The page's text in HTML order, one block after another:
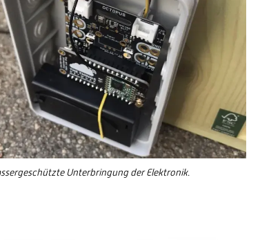
Unterbringung der Elektronik.